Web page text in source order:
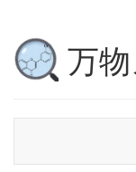
万